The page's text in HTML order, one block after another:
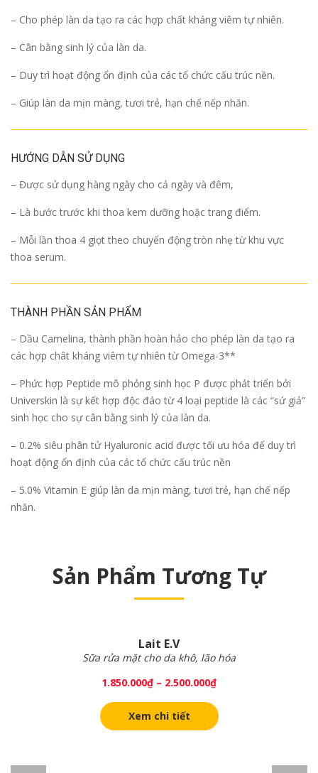
– Cho phép làn da tạo ra các hợp chất kháng viêm tự nhiên.
– Cân bằng sinh lý của làn da.
– Duy trì hoạt động ổn định của các tổ chức cấu trúc nền.
– Giúp làn da mịn màng, tươi trẻ, hạn chế nếp nhăn.
HƯỚNG DẪN SỬ DỤNG
– Được sử dụng hàng ngày cho cả ngày và đêm,
– Là bước trước khi thoa kem dưỡng hoặc trang điểm.
– Mỗi lần thoa 4 giọt theo chuyển động tròn nhẹ từ khu vực
thoa serum.
THÀNH PHẦN SẢN PHẨM
– Dầu Camelina, thành phần hoàn hảo cho phép làn da tạo ra
các hợp chât kháng viêm tự nhiên từ Omega-3**
– Phức hợp Peptide mô phỏng sinh học P được phát triển bởi
Universkin là sự kết hợp độc đáo từ 4 loại peptide là các “sứ giả”
sinh học cho sự cân bằng sinh lý của làn da.
– 0.2% siêu phân tử Hyaluronic acid được tối ưu hóa để duy trì
hoạt động ổn định của các tổ chức cấu trúc nền
– 5.0% Vitamin E giúp làn da mịn màng, tươi trẻ, hạn chế nếp
nhăn.
Sản Phẩm Tương Tự
Lait E.V
Sữa rửa mặt cho da khô, lão hóa
1.850.000₫ – 2.500.000₫
Xem chi tiết